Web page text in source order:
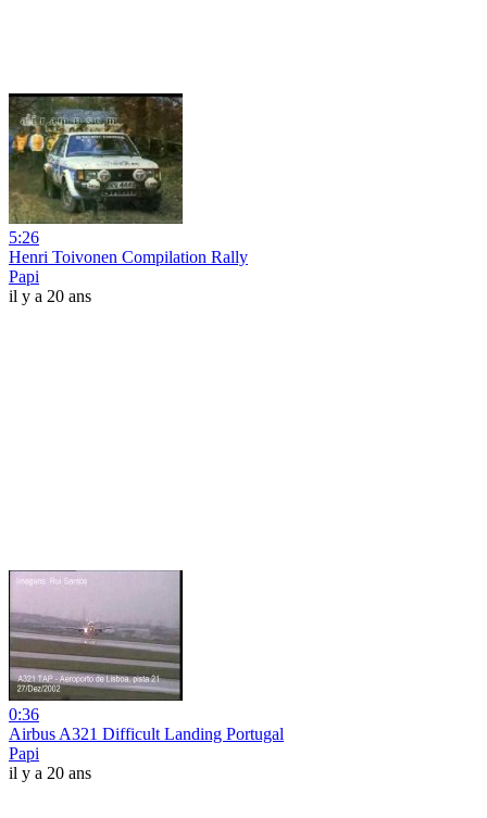
5:26
Henri Toivonen Compilation Rally
Papi
il y a 20 ans
0:36
Airbus A321 Difficult Landing Portugal
Papi
il y a 20 ans